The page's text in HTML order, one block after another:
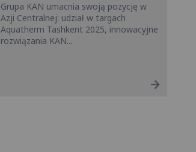
Grupa KAN umacnia swoją pozycję w
Azji Centralnej: udział w targach
Aquatherm Tashkent 2025, innowacyjne
rozwiązania KAN...